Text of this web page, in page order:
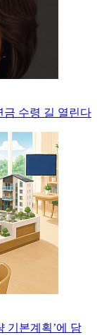
금 수령 길 열린다
기본계획’에 담